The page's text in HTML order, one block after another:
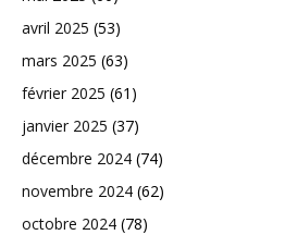
avril 2025 (53)
mars 2025 (63)
février 2025 (61)
janvier 2025 (37)
décembre 2024 (74)
novembre 2024 (62)
octobre 2024 (78)